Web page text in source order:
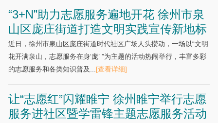
“3+N”助力志愿服务遍地开花 徐州市泉
山区庞庄街道打造文明实践宣传新地标
近日，徐州市泉山区庞庄街道时代社区广场人头攒动，一场以“文明
花开满泉山，志愿服务在身‘庞’ ”为主题的活动热闹举行，丰富多彩
的志愿服务和各类知识普及... [查看详细]
让“志愿红”闪耀睢宁 徐州睢宁举行志愿
服务进社区暨学雷锋主题志愿服务活动